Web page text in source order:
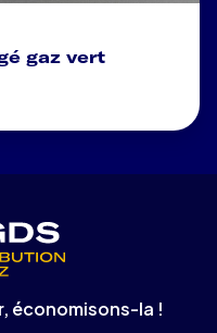
gaz vert
économisons-la !